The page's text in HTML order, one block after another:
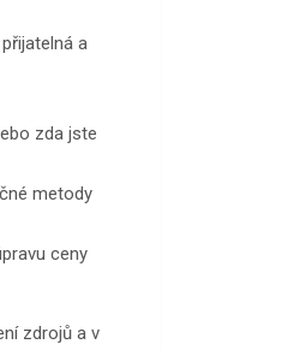
a
zda jste
metody
ceny
zdrojů a v